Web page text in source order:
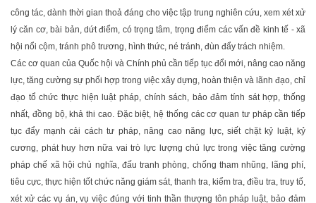
công tác, dành thời gian thoả đáng cho việc tập trung nghiên cứu, xem xét xử
lý căn cơ, bài bản, dứt điểm, có trọng tâm, trọng điểm các vấn đề kinh tế - xã
hội nổi cộm, tránh phô trương, hình thức, né tránh, đùn đẩy trách nhiệm.
Các cơ quan của Quốc hội và Chính phủ cần tiếp tục đổi mới, nâng cao năng
lực, tăng cường sự phối hợp trong việc xây dựng, hoàn thiện và lãnh đạo, chỉ
đạo tổ chức thực hiện luật pháp, chính sách, bảo đảm tính sát hợp, thống
nhất, đồng bộ, khả thi cao. Đặc biệt, hệ thống các cơ quan tư pháp cần tiếp
tục đẩy mạnh cải cách tư pháp, nâng cao năng lực, siết chặt kỷ luật, kỷ
cương, phát huy hơn nữa vai trò lực lượng chủ lực trong việc tăng cường
pháp chế xã hội chủ nghĩa, đấu tranh phòng, chống tham nhũng, lãng phí,
tiêu cực, thực hiện tốt chức năng giám sát, thanh tra, kiểm tra, điều tra, truy tố,
xét xử các vụ án, vụ việc đúng với tinh thần thượng tôn pháp luật, bảo đảm